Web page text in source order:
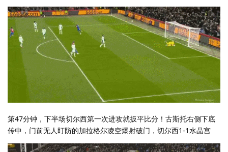
第47分钟，下半场切尔西第一次进攻就扳平比分！古斯托右侧下底
传中，门前无人盯防的加拉格尔凌空爆射破门，切尔西1-1水晶宫